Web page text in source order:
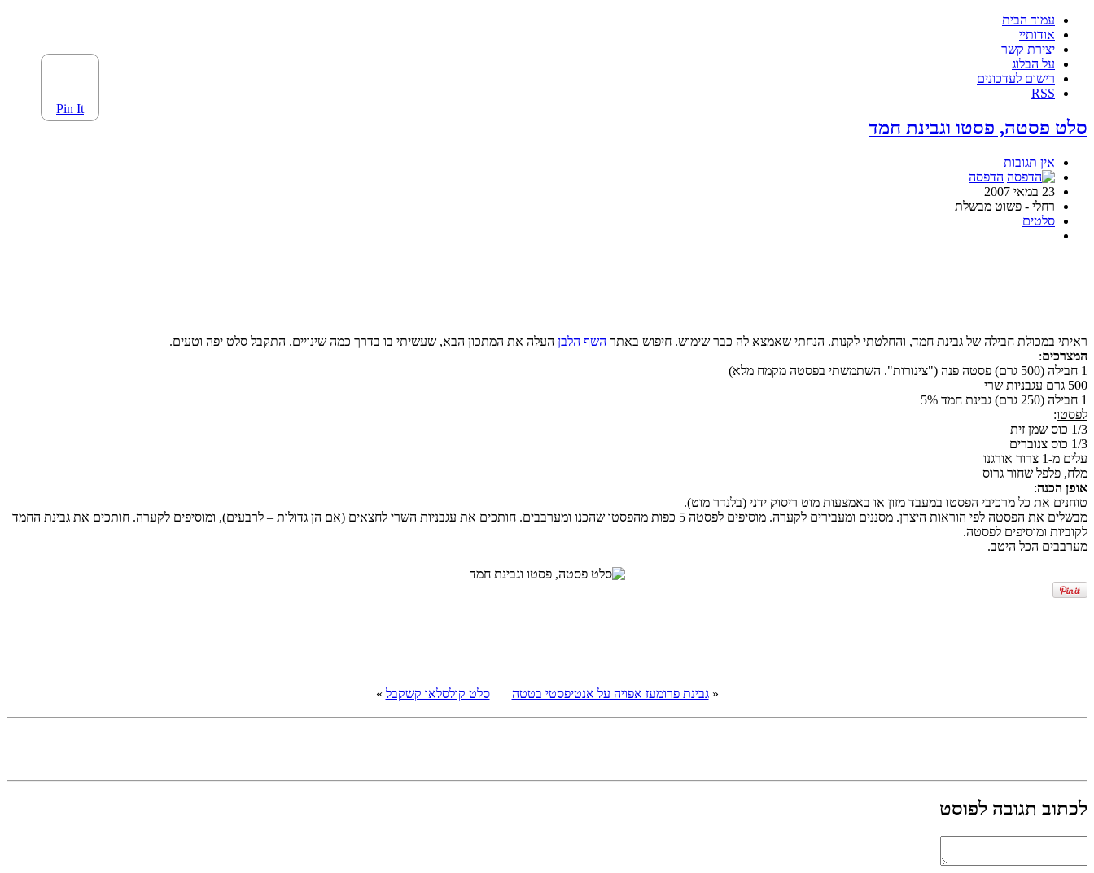
Pin It
עמוד הבית
אודותיי
יצירת קשר
על הבלוג
רישום לעדכונים
RSS
סלט פסטה, פסטו וגבינת חמד
אין תגובות
הדפסה
23 במאי 2007
רחלי - פשוט מבשלת
סלטים
ראיתי במכולת חבילה של גבינת חמד, והחלטתי לקנות. הנחתי שאמצא לה כבר שימוש. חיפוש באתר השף הלבן העלה את המתכון הבא, שעשיתי בו בדרך כמה שינויים. התקבל סלט יפה וטעים.
המצרכים:
1 חבילה (500 גרם) פסטה פנה ("צינורות". השתמשתי בפסטה מקמח מלא)
500 גרם עגבניות שרי
1 חבילה (250 גרם) גבינת חמד 5%
לפסטו:
1/3 כוס שמן זית
1/3 כוס צנוברים
עלים מ-1 צרור אורגנו
מלח, פלפל שחור גרוס
אופן הכנה:
טוחנים את כל מרכיבי הפסטו במעבד מזון או באמצעות מוט ריסוק ידני (בלנדר מוט).
מבשלים את הפסטה לפי הוראות היצרן. מסננים ומעבירים לקערה. מוסיפים לפסטה 5 כפות מהפסטו שהכנו ומערבבים. חותכים את עגבניות השרי לחצאים (אם הן גדולות – לרבעים), ומוסיפים לקערה. חותכים את גבינת החמד
לקוביות ומוסיפים לפסטה.
מערבבים הכל היטב.
«גבינת פרומעז אפויה על אנטיפסטי בטטה | סלט קולסלאו קשקבל »
לכתוב תגובה לפוסט